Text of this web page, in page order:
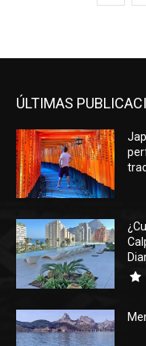
ÚLTIMAS